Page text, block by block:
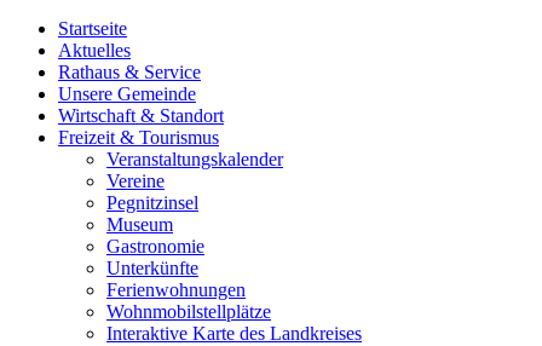
Startseite
Aktuelles
Rathaus & Service
Unsere Gemeinde
Wirtschaft & Standort
Freizeit & Tourismus
Veranstaltungskalender
Vereine
Pegnitzinsel
Museum
Gastronomie
Unterkünfte
Ferienwohnungen
Wohnmobilstellplätze
Interaktive Karte des Landkreises